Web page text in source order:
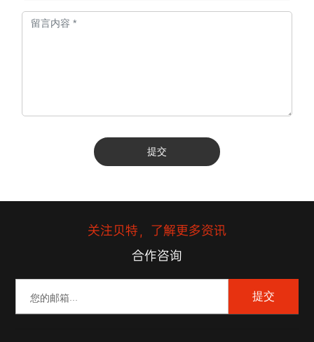
提交
关注贝特，了解更多资讯
合作咨询
提交